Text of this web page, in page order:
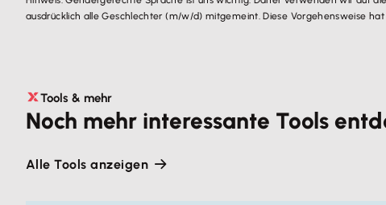
ausdrücklich alle Geschlechter (m/w/d) mitgemeint. Diese Vorgehensweise
Tools & mehr
Noch mehr interessante Tools
Alle Tools anzeigen